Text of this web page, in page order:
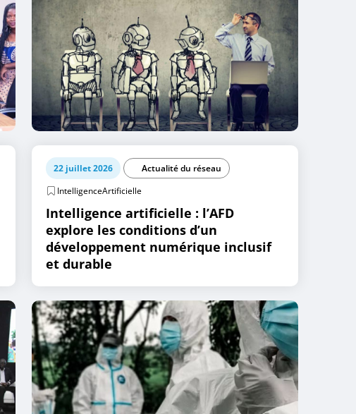
22 juillet 2026
Actualité du réseau
IntelligenceArtificielle
Intelligence artificielle : l’AFD
explore les conditions d’un
développement numérique inclusif
et durable